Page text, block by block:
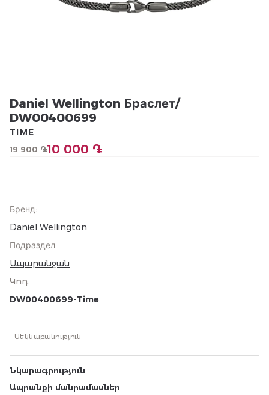
Daniel Wellington Браслет/
DW00400699
19 900 ֏10 000 ֏
TIME
Бренд:
Daniel Wellington
Подраздел:
Ապարանջան
Կոդ:
DW00400699-Time
Մեկնաբանություն
Նկարագրություն
Ապրանքի մանրամասներ